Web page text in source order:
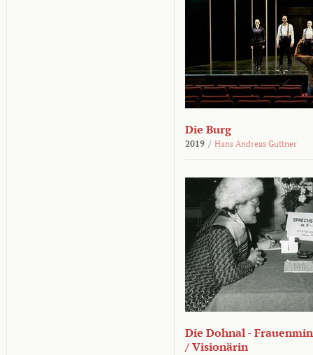
Die Burg
2019 / Hans Andreas Guttner
Die Dohnal -
/ Visionärin